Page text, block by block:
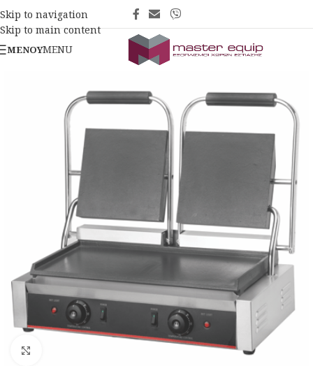
Skip to navigation
Skip to main content
ΜΕΝΟΎMENU